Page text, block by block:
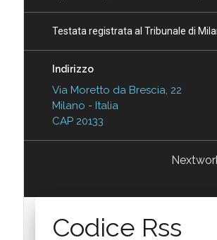
Testata registrata al Tribunale di
Indirizzo
Via Moretto da Brescia, 22
Milano - Italia
CAP 20133
Codice Rss